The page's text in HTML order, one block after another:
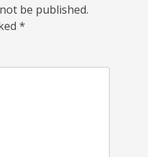
be published.
*